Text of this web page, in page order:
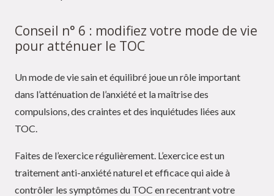
Conseil n° 6 : modifiez votre mode de vie
pour atténuer le TOC
Un mode de vie sain et équilibré joue un rôle important
dans l’atténuation de l’anxiété et la maîtrise des
compulsions, des craintes et des inquiétudes liées aux
TOC.
Faites de l’exercice régulièrement. L’exercice est un
traitement anti-anxiété naturel et efficace qui aide à
contrôler les symptômes du TOC en recentrant votre